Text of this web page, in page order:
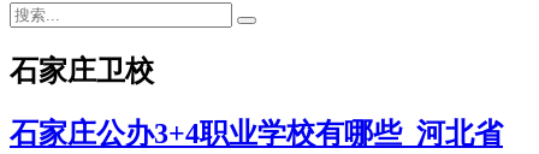
石家庄卫校
石家庄公办3+4职业学校有哪些_河北省